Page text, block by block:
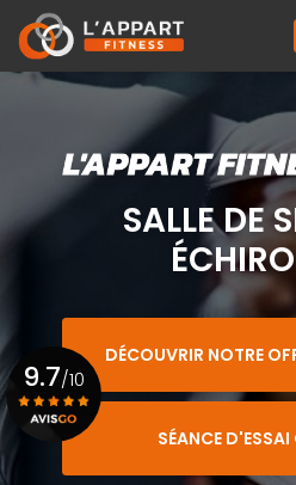
au
contenu
principal
SALLE DE
DÉCOUVRIR NOTRE
SÉANCE
9.7/10